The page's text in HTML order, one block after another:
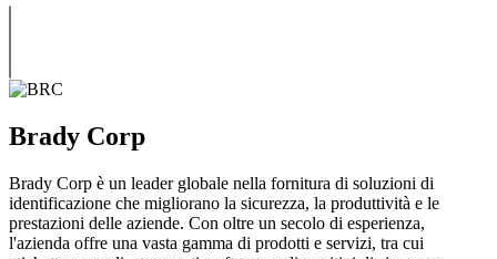
Brady Corp
Brady Corp è un leader globale nella fornitura di soluzioni di
identificazione che migliorano la sicurezza, la produttività e le
prestazioni delle aziende. Con oltre un secolo di esperienza,
l'azienda offre una vasta gamma di prodotti e servizi, tra cui